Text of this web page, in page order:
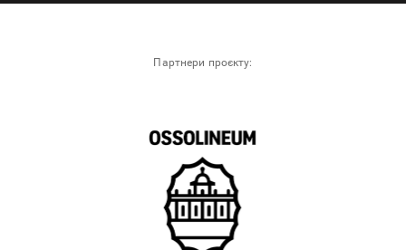
Партнери проєкту: